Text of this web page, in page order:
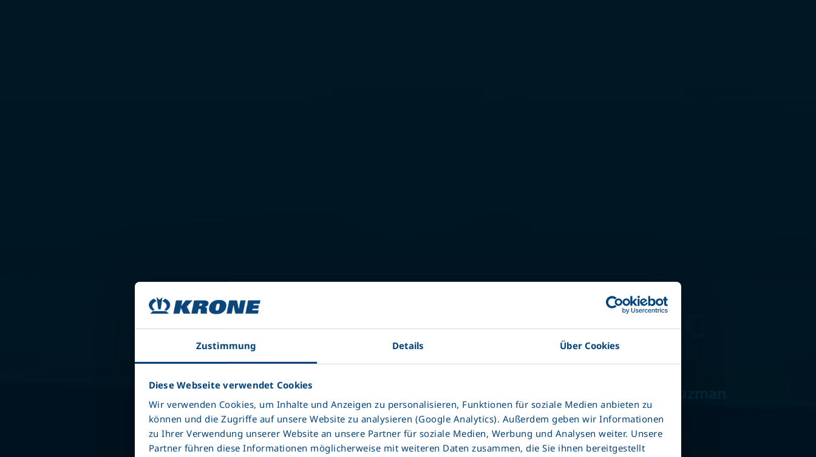
Zustimmung Details Über Cookies
Diese Webseite verwendet Cookies
Wir verwenden Cookies, um Inhalte und Anzeigen zu personalisieren, Funktionen für soziale Medien anbieten zu
können und die Zugriffe auf unsere Website zu analysieren (Google Analytics). Außerdem geben wir Informationen
zu Ihrer Verwendung unserer Website an unsere Partner für soziale Medien, Werbung und Analysen weiter. Unsere
Partner führen diese Informationen möglicherweise mit weiteren Daten zusammen, die Sie ihnen bereitgestellt
Box Liner SDC
27 eLT3
Tünelli konteyner taşımacılığında uzman